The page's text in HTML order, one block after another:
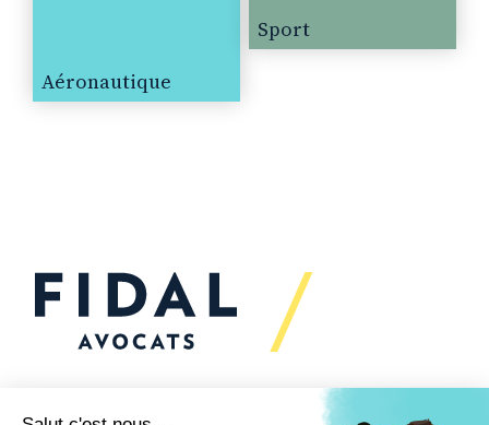
Aéronautique
Sport
Vous souhaitez échanger